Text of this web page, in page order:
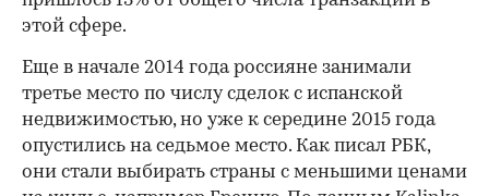
этой сфере.
Еще в начале 2014 года россияне занимали
третье место по числу сделок с испанской
недвижимостью, но уже к середине 2015 года
опустились на седьмое место. Как писал РБК,
они стали выбирать страны с меньшими ценами